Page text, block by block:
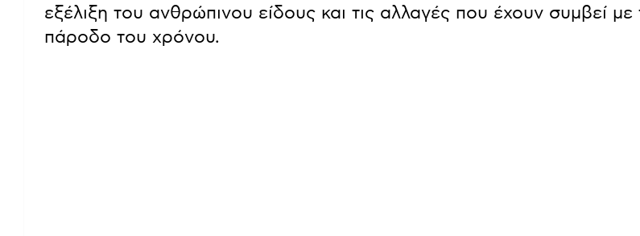
εξέλιξη του ανθρώπινου είδους και τις αλλαγές που έχουν συμβεί με
πάροδο του χρόνου.